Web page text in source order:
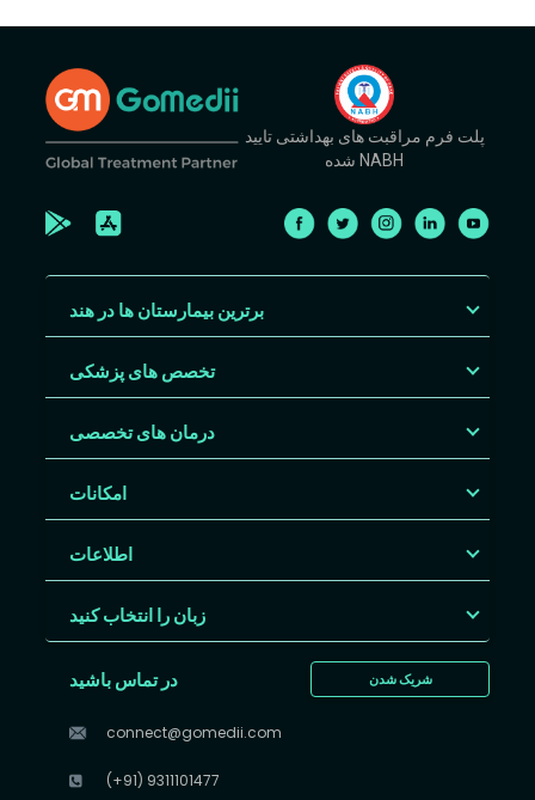
پلت فرم مراقبت های بهداشتی تایید
شده NABH
برترین بیمارستان ها در هند
تخصص های پزشکی
درمان های تخصصی
امکانات
اطلاعات
زبان را انتخاب کنید
شریک شدن در تماس باشید
connect@gomedii.com
(+91) 9311101477